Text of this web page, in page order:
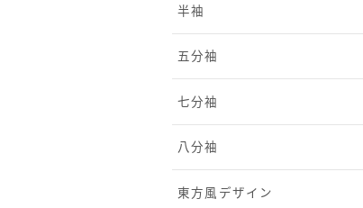
半袖
五分袖
七分袖
八分袖
東方風デザイン